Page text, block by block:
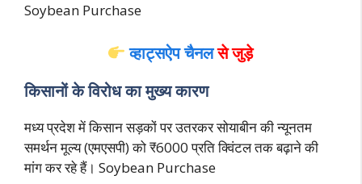
Soybean Purchase
व्हाट्सऐप चैनलसे जुड़े
किसानों के विरोध का मुख्य कारण
मध्य प्रदेश में किसान सड़कों पर उतरकर सोयाबीन की न्यूनतम
समर्थन मूल्य (एमएसपी) को ₹6000 प्रति क्विंटल तक बढ़ाने की
मांग कर रहे हैं। Soybean Purchase